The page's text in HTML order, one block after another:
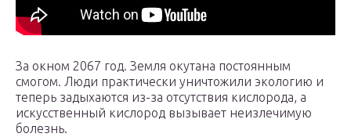
За окном 2067 год. Земля окутана постоянным
смогом. Люди практически уничтожили экологию и
теперь задыхаются из-за отсутствия кислорода, а
искусственный кислород вызывает неизлечимую
болезнь.